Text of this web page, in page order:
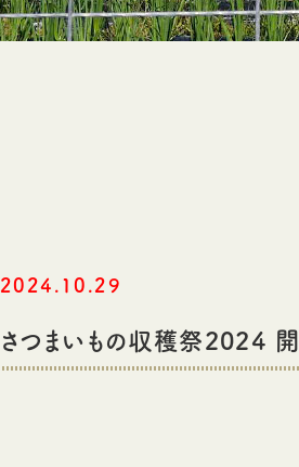
2024.10.29
さつまいもの収穫祭2024